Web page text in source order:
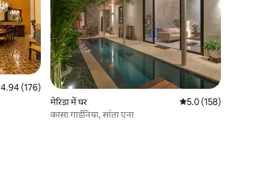
रेटिंग 5 में से 4.94, 176 समीक्षाएँ
4.94 (176)
मेरिडा में घर औसत रेटिंग 5 में से 5.0,
5.0 (158)
कासा गार्डनिया, सांता एना